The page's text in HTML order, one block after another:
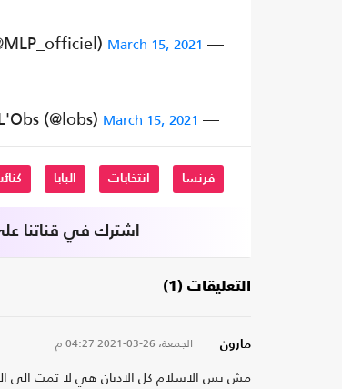
— Marine Le Pen (@MLP_officiel)
March 15, 2021
— L'Obs (@lobs)
March 15, 2021
فرنسا انتخابات البابا
اشترك في قناتنا
التعليقات (1)
مارون الجمعة، 26-03-2021 04:27 م
مش بس الاسلام كل الاديان هي لا تمت الى